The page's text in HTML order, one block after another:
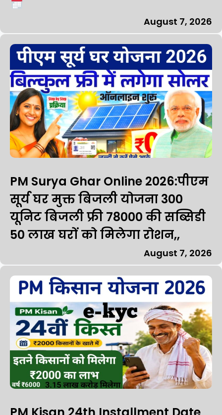
August 7, 2026
PM Surya Ghar Online 2026:पीएम
सूर्य घर मुक्त बिजली योजना 300
यूनिट बिजली फ्री 78000 की सब्सिडी
50 लाख घरों को मिलेगा रोशन,,
August 7, 2026